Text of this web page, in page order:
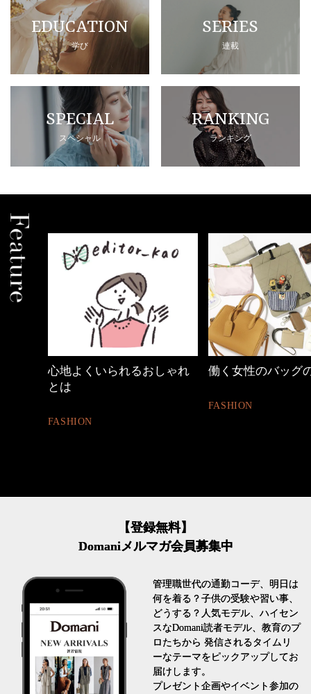
EDUCATION
学び
SERIES
連載
SPECIAL
スペシャル
RANKING
ランキング
心地よくいられるおしゃれ
とは
FASHION
働く女性のバッグ
FASHION
【登録無料】
Domaniメルマガ会員募集中
管理職世代の通勤コーデ、明日は
何を着る？子供の受験や習い事、
どうする？人気モデル、ハイセン
スなDomani読者モデル、教育のプ
ロたちから 発信されるタイムリ
ーなテーマをピックアップしてお
届けします。
プレゼント企画やイベント参加の